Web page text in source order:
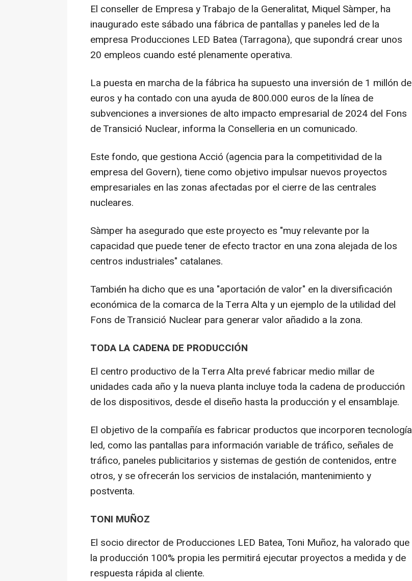
El conseller de Empresa y Trabajo de la Generalitat, Miquel Sàmper, ha
inaugurado este sábado una fábrica de pantallas y paneles led de la
empresa Producciones LED Batea (Tarragona), que supondrá crear unos
20 empleos cuando esté plenamente operativa.
La puesta en marcha de la fábrica ha supuesto una inversión de 1 millón de
euros y ha contado con una ayuda de 800.000 euros de la línea de
subvenciones a inversiones de alto impacto empresarial de 2024 del Fons
de Transició Nuclear, informa la Conselleria en un comunicado.
Este fondo, que gestiona Acció (agencia para la competitividad de la
empresa del Govern), tiene como objetivo impulsar nuevos proyectos
empresariales en las zonas afectadas por el cierre de las centrales
nucleares.
Sàmper ha asegurado que este proyecto es "muy relevante por la
capacidad que puede tener de efecto tractor en una zona alejada de los
centros industriales" catalanes.
También ha dicho que es una "aportación de valor" en la diversificación
económica de la comarca de la Terra Alta y un ejemplo de la utilidad del
Fons de Transició Nuclear para generar valor añadido a la zona.
TODA LA CADENA DE PRODUCCIÓN
El centro productivo de la Terra Alta prevé fabricar medio millar de
unidades cada año y la nueva planta incluye toda la cadena de producción
de los dispositivos, desde el diseño hasta la producción y el ensamblaje.
El objetivo de la compañía es fabricar productos que incorporen tecnología
led, como las pantallas para información variable de tráfico, señales de
tráfico, paneles publicitarios y sistemas de gestión de contenidos, entre
otros, y se ofrecerán los servicios de instalación, mantenimiento y
postventa.
TONI MUÑOZ
El socio director de Producciones LED Batea, Toni Muñoz, ha valorado que
la producción 100% propia les permitirá ejecutar proyectos a medida y de
respuesta rápida al cliente.